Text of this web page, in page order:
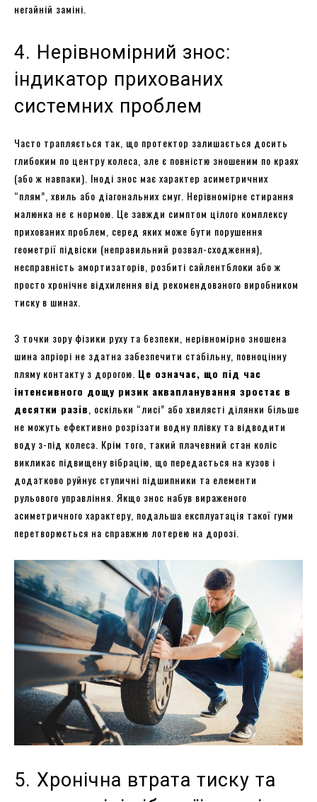
негайній заміні.
4. Нерівномірний знос:
індикатор прихованих
системних проблем
Часто трапляється так, що протектор залишається досить
глибоким по центру колеса, але є повністю зношеним по краях
(або ж навпаки). Іноді знос має характер асиметричних
“плям”, хвиль або діагональних смуг. Нерівномірне стирання
малюнка не є нормою. Це завжди симптом цілого комплексу
прихованих проблем, серед яких може бути порушення
геометрії підвіски (неправильний розвал-сходження),
несправність амортизаторів, розбиті сайлентблоки або ж
просто хронічне відхилення від рекомендованого виробником
тиску в шинах.
З точки зору фізики руху та безпеки, нерівномірно зношена
шина апріорі не здатна забезпечити стабільну, повноцінну
пляму контакту з дорогою. Це означає, що під час
інтенсивного дощу ризик аквапланування зростає в
десятки разів , оскільки “лисі” або хвилясті ділянки більше
не можуть ефективно розрізати водну плівку та відводити
воду з-під колеса. Крім того, такий плачевний стан коліс
викликає підвищену вібрацію, що передається на кузов і
додатково руйнує ступичні підшипники та елементи
рульового управління. Якщо знос набув вираженого
асиметричного характеру, подальша експлуатація такої гуми
перетворюється на справжню лотерею на дорозі.
5. Хронічна втрата тиску та